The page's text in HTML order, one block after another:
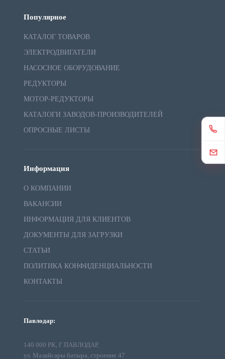
Популярное
КАТАЛОГ ТОВАРОВ
ЭЛЕКТРОДВИГАТЕЛИ
НАСОСНОЕ ОБОРУДОВАНИЕ
РЕДУКТОРЫ
МОТОР-РЕДУКТОРЫ
КАТАЛОГИ ЗАВОДОВ-ПРОИЗВОДИТЕЛЕЙ
ОПРОСНЫЕ ЛИСТЫ
Информация
О КОМПАНИИ
ВАКАНСИИ
ИНФОРМАЦИЯ ДЛЯ КЛИЕНТОВ
ДОКУМЕНТЫ ДЛЯ ЗАГРУЗКИ
СТАТЬИ
ПОЛИТИКА КОНФИДЕНЦИАЛЬНОСТИ
КОНТАКТЫ
Павлодар:
140 000 РК, Г.ПАВЛОДАР,
ул. Малайсары батыра, строение 47